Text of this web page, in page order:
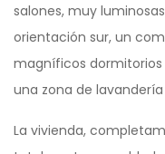
salones, muy
orientación sur, un
magníficos
una zona de
La vivienda,